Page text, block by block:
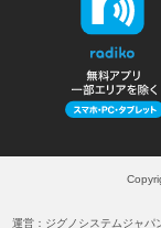
運営：ジグノシステムジャパ